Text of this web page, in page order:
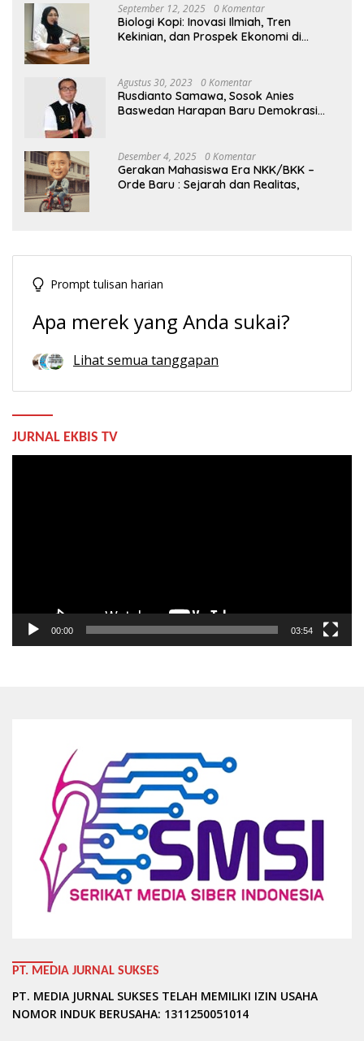
September 12, 2025 0 Komentar
Biologi Kopi: Inovasi Ilmiah, Tren
Kekinian, dan Prospek Ekonomi di
Agustus 30, 2023 0 Komentar
Rusdianto Samawa, Sosok Anies
Baswedan Harapan Baru Demokrasi
Desember 4, 2025 0 Komentar
Gerakan Mahasiswa Era NKK/BKK –
Orde Baru : Sejarah dan Realitas,
Prompt tulisan harian
Apa merek yang Anda sukai?
Lihat semua tanggapan
JURNAL EKBIS TV
00:00 03:54
PT. MEDIA JURNAL SUKSES
PT. MEDIA JURNAL SUKSES TELAH MEMILIKI IZIN USAHA
NOMOR INDUK BERUSAHA: 1311250051014